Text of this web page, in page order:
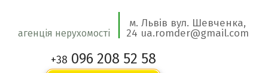
агенція нерухомості
м. Львів вул. Шевченка,
24 ua.romder@gmail.com
+38 096 208 52 58